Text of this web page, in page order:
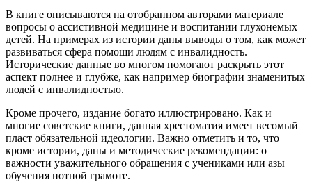
В книге описываются на отобранном авторами материале
вопросы о ассистивной медицине и воспитании глухонемых
детей. На примерах из истории даны выводы о том, как может
развиваться сфера помощи людям с инвалидность.
Исторические данные во многом помогают раскрыть этот
аспект полнее и глубже, как например биографии знаменитых
людей с инвалидностью.
Кроме прочего, издание богато иллюстрировано. Как и
многие советские книги, данная хрестоматия имеет весомый
пласт обязательной идеологии. Важно отметить и то, что
кроме истории, даны и методические рекомендации: о
важности уважительного обращения с учениками или азы
обучения нотной грамоте.